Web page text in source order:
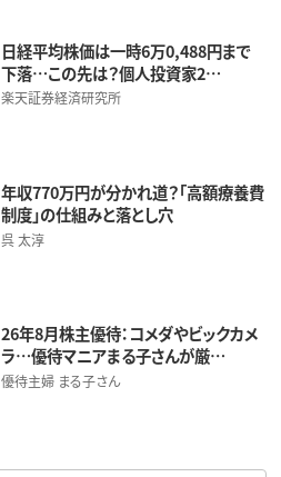
日経平均株価は一時6万0,488円まで
下落…この先は？個人投資家2…
楽天証券経済研究所
年収770万円が分かれ道？「高額療養費
制度」の仕組みと落とし穴
呉 太淳
26年8月株主優待：コメダやビックカメ
ラ…優待マニアまる子さんが厳…
優待主婦 まる子さん